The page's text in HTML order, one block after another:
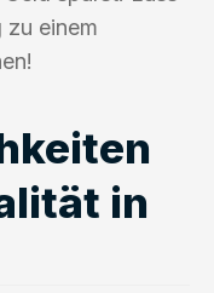
zu einem
in